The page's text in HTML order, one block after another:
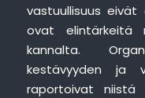
vastuullisuus
ovat elintärkeitä
kannalta.
kestävyyden ja
raportoivat niistä